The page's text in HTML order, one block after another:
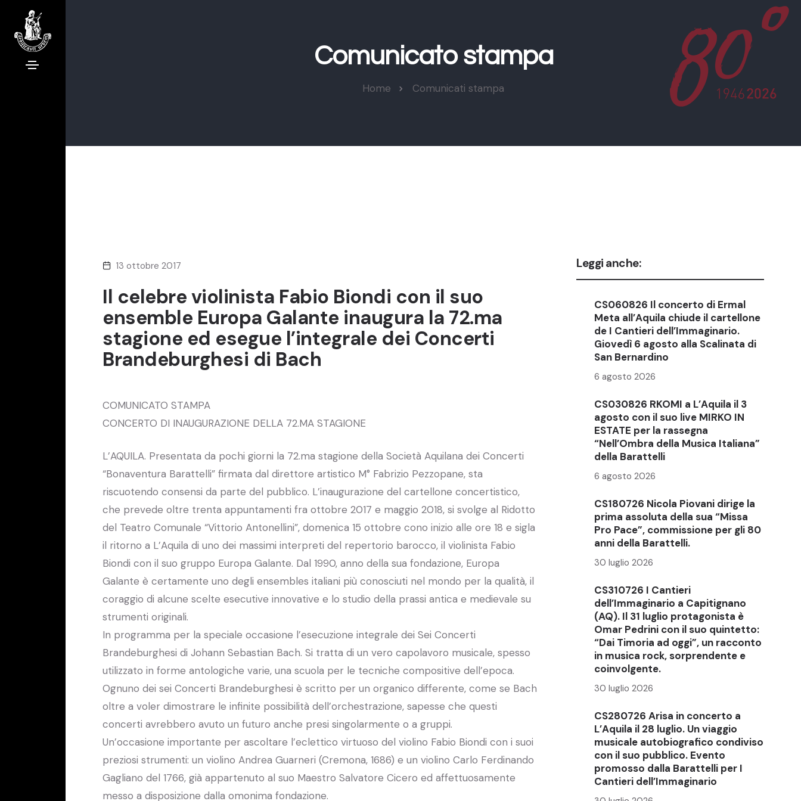
Comunicato stampa
Home Comunicati stampa
13 ottobre 2017
Il celebre violinista Fabio Biondi con il suo
ensemble Europa Galante inaugura la 72.ma
stagione ed esegue l’integrale dei Concerti
Brandeburghesi di Bach
COMUNICATO STAMPA
CONCERTO DI INAUGURAZIONE DELLA 72.MA STAGIONE
L’AQUILA. Presentata da pochi giorni la 72.ma stagione della Società Aquilana dei Concerti
“Bonaventura Barattelli” firmata dal direttore artistico M° Fabrizio Pezzopane, sta
riscuotendo consensi da parte del pubblico. L’inaugurazione del cartellone concertistico,
che prevede oltre trenta appuntamenti fra ottobre 2017 e maggio 2018, si svolge al Ridotto
del Teatro Comunale “Vittorio Antonellini”, domenica 15 ottobre cono inizio alle ore 18 e sigla
il ritorno a L’Aquila di uno dei massimi interpreti del repertorio barocco, il violinista Fabio
Biondi con il suo gruppo Europa Galante. Dal 1990, anno della sua fondazione, Europa
Galante è certamente uno degli ensembles italiani più conosciuti nel mondo per la qualità, il
coraggio di alcune scelte esecutive innovative e lo studio della prassi antica e medievale su
strumenti originali.
In programma per la speciale occasione l’esecuzione integrale dei Sei Concerti
Brandeburghesi di Johann Sebastian Bach. Si tratta di un vero capolavoro musicale, spesso
utilizzato in forme antologiche varie, una scuola per le tecniche compositive dell’epoca.
Ognuno dei sei Concerti Brandeburghesi è scritto per un organico differente, come se Bach
oltre a voler dimostrare le infinite possibilità dell’orchestrazione, sapesse che questi
concerti avrebbero avuto un futuro anche presi singolarmente o a gruppi.
Un’occasione importante per ascoltare l’eclettico virtuoso del violino Fabio Biondi con i suoi
preziosi strumenti: un violino Andrea Guarneri (Cremona, 1686) e un violino Carlo Ferdinando
Gagliano del 1766, già appartenuto al suo Maestro Salvatore Cicero ed affettuosamente
messo a disposizione dalla omonima fondazione.
Leggi anche:
CS060826 Il concerto di Ermal
Meta all’Aquila chiude il cartellone
de I Cantieri dell’Immaginario.
Giovedì 6 agosto alla Scalinata di
San Bernardino
6 agosto 2026
CS030826 RKOMI a L’Aquila il 3
agosto con il suo live MIRKO IN
ESTATE per la rassegna
“Nell’Ombra della Musica Italiana”
della Barattelli
6 agosto 2026
CS180726 Nicola Piovani dirige la
prima assoluta della sua “Missa
Pro Pace”, commissione per gli 80
anni della Barattelli.
30 luglio 2026
CS310726 I Cantieri
dell’Immaginario a Capitignano
(AQ). Il 31 luglio protagonista è
Omar Pedrini con il suo quintetto:
“Dai Timoria ad oggi”, un racconto
in musica rock, sorprendente e
coinvolgente.
30 luglio 2026
CS280726 Arisa in concerto a
L’Aquila il 28 luglio. Un viaggio
musicale autobiografico condiviso
con il suo pubblico. Evento
promosso dalla Barattelli per I
Cantieri dell’Immaginario